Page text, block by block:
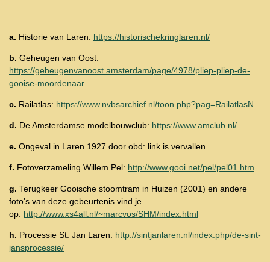
a. Historie van Laren: https://historischekringlaren.nl/
b. Geheugen van Oost:
https://geheugenvanoost.amsterdam/page/4978/pliep-pliep-de-
gooise-moordenaar
c. Railatlas: https://www.nvbsarchief.nl/toon.php?pag=RailatlasN
d. De Amsterdamse modelbouwclub: https://www.amclub.nl/
e. Ongeval in Laren 1927 door obd: link is vervallen
f. Fotoverzameling Willem Pel: http://www.gooi.net/pel/pel01.htm
g. Terugkeer Gooische stoomtram in Huizen (2001) en andere
foto's van deze gebeurtenis vind je
op: http://www.xs4all.nl/~marcvos/SHM/index.html
h. Processie St. Jan Laren: http://sintjanlaren.nl/index.php/de-sint-
jansprocessie/